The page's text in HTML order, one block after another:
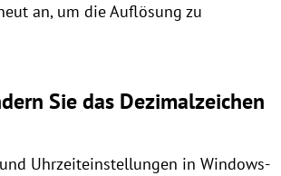
an, um die Auflösung zu
Sie das Dezimalzeichen
Uhrzeiteinstellungen in Windows-